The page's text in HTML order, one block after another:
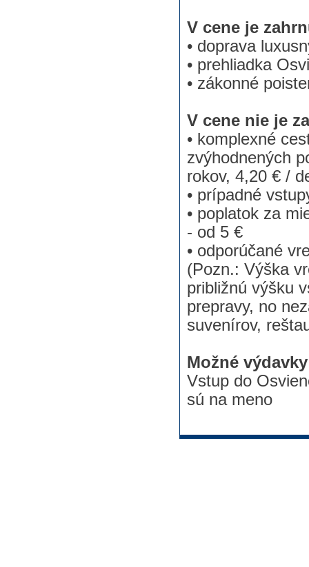
V cene je
• doprava
• prehliadka
• zákonné
V cene nie je
• komplexné
zvýhodnených
rokov, 4,20 € /
• prípadné
• poplatok za
- od 5 €
• odporúčané
(Pozn.: Výška
približnú výšku
prepravy, no
suvenírov,
Možné
Vstup do
sú na meno